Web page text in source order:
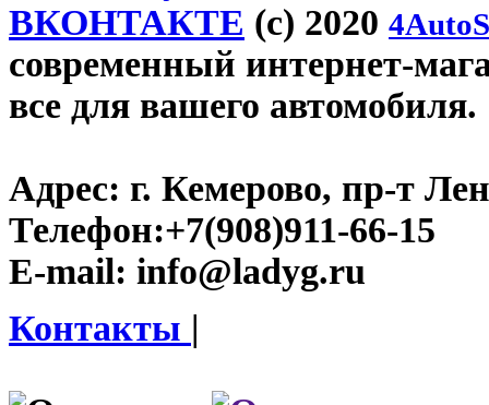
ВКОНТАКТЕ (c) 2020
современный интернет-
все для вашего автомобиля.
Адрес: г. Кемерово, пр-т
Телефон:+7(908)911-66-15
E-mail: info@ladyg.ru
Контакты |